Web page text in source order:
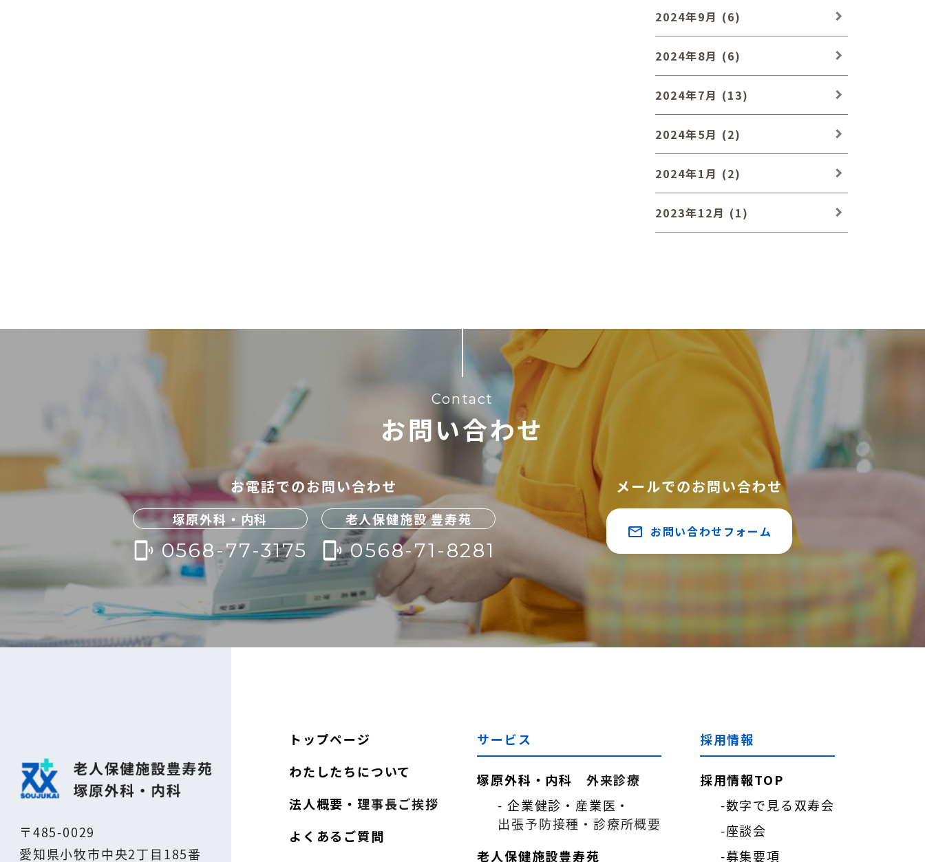
2024年9月 (6)
2024年8月 (6)
2024年7月 (13)
2024年5月 (2)
2024年1月 (2)
2023年12月 (1)
Contact
お問い合わせ
お電話でのお問い合わせ
塚原外科・内科
phonelink_ring 0568-77-3175
老人保健施設 豊寿苑
phonelink_ring 0568-71-8281
メールでのお問い合わせ
mail_outline お問い合わせフォーム
〒485-0029
愛知県小牧市中央2丁目185番
トップページ
わたしたちについて
法人概要・ 理事長ご挨拶
よくあるご質問
サービス
塚原外科・内科 外来診療
- 企業健診・産業医・
出張予防接種・診療所概要
老人保健施設豊寿苑
採用情報
採用情報TOP
-数字で見る双寿会
-座談会
-募集要項